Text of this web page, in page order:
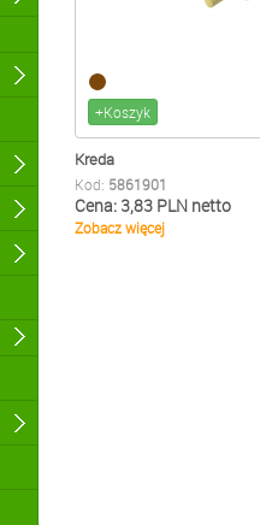
+Koszyk
Kreda
Kod: 5861901
Cena: 3,83 PLN netto
Zobacz więcej